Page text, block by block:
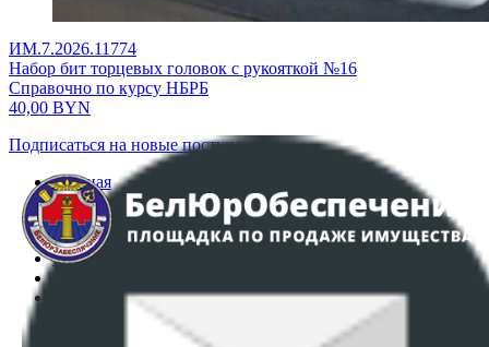
ИМ.7.2026.11774
Набор бит торцевых головок с рукояткой №16
Справочно по курсу НБРБ
40,00 BYN
Подписаться на новые поступления
Главная
Аукционы
Интернет-магазин
Регламент организации и проведения торгов
Политика в отношении обработки персональных
ПОЛОЖЕНИЕ О ПОЛИТИКЕ ОБРАБОТКИ COOKIE-